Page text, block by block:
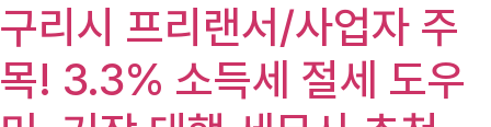
구리시 프리랜서/사업자 주
목! 3.3% 소득세 절세 도우